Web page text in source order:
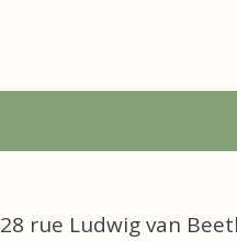
28 rue Ludwig van